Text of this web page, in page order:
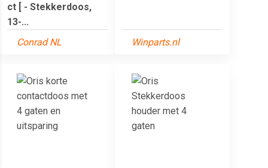
ct [ - Stekkerdoos,
13-...
Conrad NL
Winparts.nl